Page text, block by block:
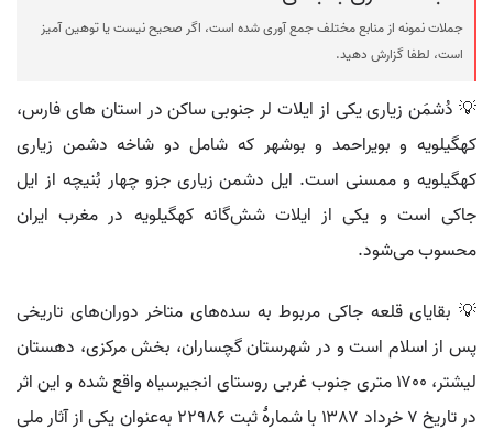
جملات نمونه از منابع مختلف جمع آوری شده است، اگر صحیح نیست یا توهین آمیز
است، لطفا گزارش دهید.
💡 دُشمَن زیاری یکی از ایلات لر جنوبی ساکن در استان‌ های فارس،
کهگیلویه و بویراحمد و بوشهر که شامل دو شاخه دشمن زیاری
کهگیلویه و ممسنی است. ایل دشمن زیاری جزو چهار بُنیچه از ایل
جاکی است و یکی از ایلات شش‌گانه کهگیلویه در مغرب ایران
محسوب می‌شود.
💡 بقایای قلعه جاکی مربوط به سده‌های متاخر دوران‌های تاریخی
پس از اسلام است و در شهرستان گچساران، بخش مرکزی، دهستان
لیشتر، ۱۷۰۰ متری جنوب غربی روستای انجیرسیاه واقع شده و این اثر
در تاریخ ۷ خرداد ۱۳۸۷ با شمارهٔ ثبت ۲۲۹۸۶ به‌عنوان یکی از آثار ملی